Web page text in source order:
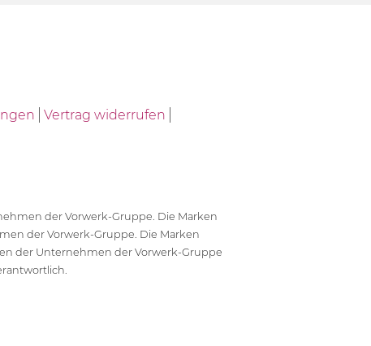
Vertrag widerrufen
der Vorwerk-Gruppe. Die Marken
der Vorwerk-Gruppe. Die Marken
der Unternehmen der Vorwerk-Gruppe